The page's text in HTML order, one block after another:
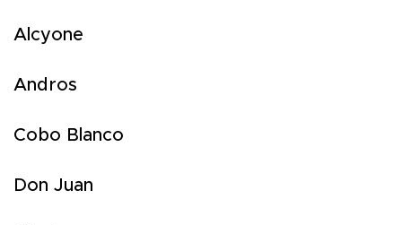
Alcyone
Andros
Cobo Blanco
Don Juan